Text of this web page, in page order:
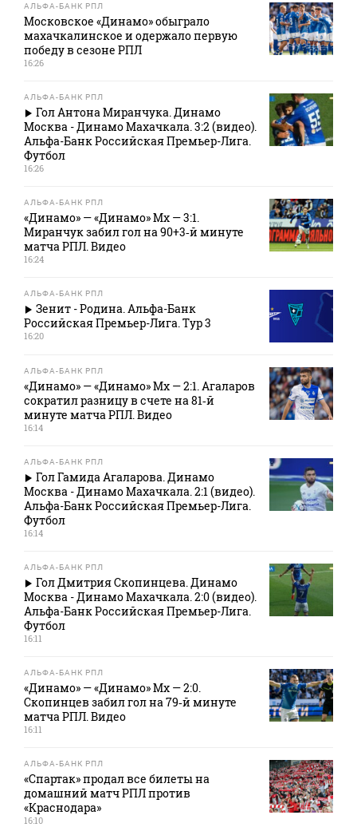
АЛЬФА-БАНК РПЛ
Московское «Динамо» обыграло
махачкалинское и одержало первую
победу в сезоне РПЛ
16:26
АЛЬФА-БАНК РПЛ
Гол Антона Миранчука. Динамо
Москва - Динамо Махачкала. 3:2 (видео).
Альфа-Банк Российская Премьер-Лига.
Футбол
16:26
АЛЬФА-БАНК РПЛ
«Динамо» — «Динамо» Мх — 3:1.
Миранчук забил гол на 90+3‑й минуте
матча РПЛ. Видео
16:24
АЛЬФА-БАНК РПЛ
Зенит - Родина. Альфа-Банк
Российская Премьер-Лига. Тур 3
16:20
АЛЬФА-БАНК РПЛ
«Динамо» — «Динамо» Мх — 2:1. Агаларов
сократил разницу в счете на 81‑й
минуте матча РПЛ. Видео
16:14
АЛЬФА-БАНК РПЛ
Гол Гамида Агаларова. Динамо
Москва - Динамо Махачкала. 2:1 (видео).
Альфа-Банк Российская Премьер-Лига.
Футбол
16:14
АЛЬФА-БАНК РПЛ
Гол Дмитрия Скопинцева. Динамо
Москва - Динамо Махачкала. 2:0 (видео).
Альфа-Банк Российская Премьер-Лига.
Футбол
16:11
АЛЬФА-БАНК РПЛ
«Динамо» — «Динамо» Мх — 2:0.
Скопинцев забил гол на 79‑й минуте
матча РПЛ. Видео
16:11
АЛЬФА-БАНК РПЛ
«Спартак» продал все билеты на
домашний матч РПЛ против
«Краснодара»
16:10